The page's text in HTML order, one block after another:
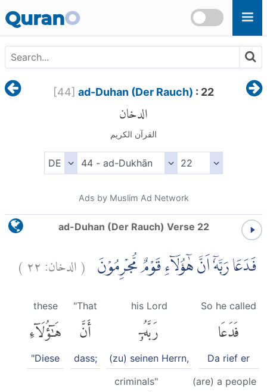
QuranO
[44] ad-Duhan (Der Rauch) : 22
الدخان
القرآن الكريم
Ads by Muslim Ad Network
ad-Duhan (Der Rauch) Verse 22
فَدَعَا رَبَّهٗٓ اَنَّ هٰٓؤُلَاۤءِ قَوْمٌ مُّجْرِمُوْنَ (الدخان:٢٢)
So he called
فَدَعَا
Da rief er
his Lord
رَبَّهُۥٓ
(zu) seinen Herrn,
"That
أَنَّ
dass;
these
هَٰٓؤُلَآءِ
"Diese
(are) a people
criminals"